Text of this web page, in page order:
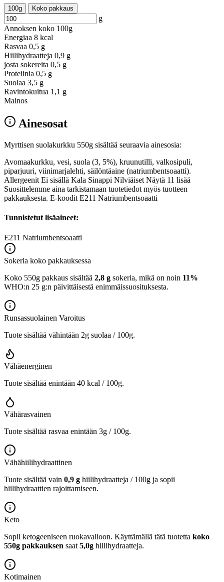
100g Koko pakkaus
g
Annoksen koko 100g
Energiaa 8 kcal
Rasvaa 0,5 g
Hiilihydraatteja 0,9 g
josta sokereita 0,5 g
Proteiinia 0,5 g
Suolaa 3,5 g
Ravintokuitua 1,1 g
Mainos
Ainesosat
Myrttisen suolakurkku 550g sisältää seuraavia ainesosia:
Avomaakurkku, vesi, suola (3, 5%), kruunutilli, valkosipuli,
piparjuuri, viinimarjalehti, säilöntäaine (natriumbentsoaatti).
Allergeenit Ei sisällä Kala Sinappi Nilviäiset Näytä 11 lisää
Suosittelemme aina tarkistamaan tuotetiedot myös tuotteen
pakkauksesta. E-koodit E211 Natriumbentsoaatti
Tunnistetut lisäaineet:
E211 Natriumbentsoaatti
Sokeria koko pakkauksessa
Koko 550g pakkaus sisältää 2,8 g sokeria, mikä on noin 11%
WHO:n 25 g:n päivittäisestä enimmäissuosituksesta.
Runsassuolainen Varoitus
Tuote sisältää vähintään 2g suolaa / 100g.
Vähäenerginen
Tuote sisältää enintään 40 kcal / 100g.
Vähärasvainen
Tuote sisältää rasvaa enintään 3g / 100g.
Vähähiilihydraattinen
Tuote sisältää vain 0,9 g hiilihydraatteja / 100g ja sopii
hiilihydraattien rajoittamiseen.
Keto
Sopii ketogeeniseen ruokavalioon. Käyttämällä tätä tuotetta koko
550g pakkauksen saat 5,0g hiilihydraatteja.
Kotimainen